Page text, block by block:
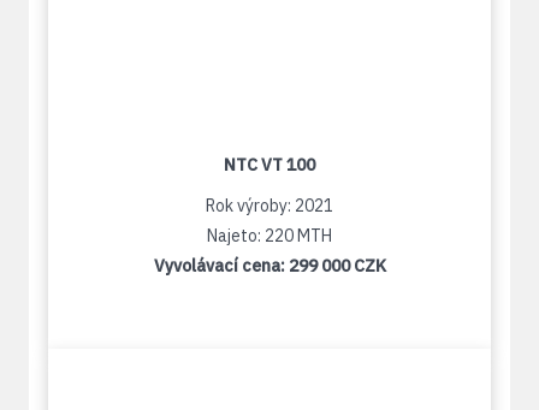
NTC VT 100
Rok výroby: 2021
Najeto: 220 MTH
Vyvolávací cena: 299 000 CZK